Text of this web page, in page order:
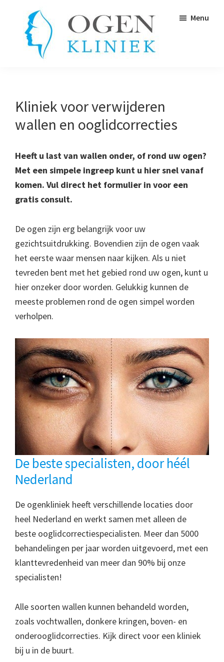
primary
navigation
primary
footer
verwijderen
wallen
en
Menu
Kliniek voor verwijderen
wallen en ooglidcorrecties
Heeft u last van wallen onder, of rond uw ogen?
Met een simpele ingreep kunt u hier snel vanaf
komen. Vul direct het formulier in voor een
gratis consult.
De ogen zijn erg belangrijk voor uw
gezichtsuitdrukking. Bovendien zijn de ogen vaak
het eerste waar mensen naar kijken. Als u niet
tevreden bent met het gebied rond uw ogen, kunt u
hier onzeker door worden. Gelukkig kunnen de
meeste problemen rond de ogen simpel worden
verholpen.
De beste specialisten, door héél
Nederland
De ogenkliniek heeft verschillende locaties door
heel Nederland en werkt samen met alleen de
beste ooglidcorrectiespecialisten. Meer dan 5000
behandelingen per jaar worden uitgevoerd, met een
klanttevredenheid van meer dan 90% bij onze
specialisten!
Alle soorten wallen kunnen behandeld worden,
zoals vochtwallen, donkere kringen, boven- en
onderooglidcorrecties. Kijk direct voor een kliniek
bij u in de buurt.